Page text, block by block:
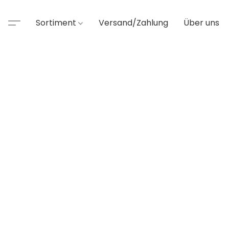
Sortiment Versand/Zahlung Über uns